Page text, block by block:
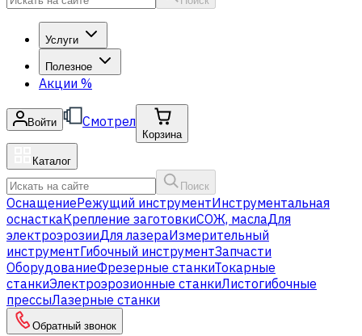
Услуги
Полезное
Акции %
Войти Смотрел
Корзина
Каталог
Поиск
ОснащениеРежущий инструментИнструментальная
оснасткаКрепление заготовкиСОЖ, маслаДля
электроэрозииДля лазераИзмерительный
инструментГибочный инструментЗапчасти
ОборудованиеФрезерные станкиТокарные
станкиЭлектроэрозионные станкиЛистогибочные
прессыЛазерные станки
Обратный звонок